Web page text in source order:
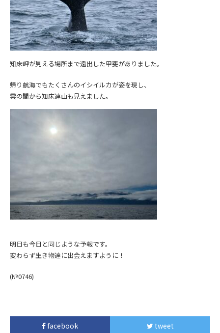
知床岬が見える場所まで遠出した甲斐がありました。
帰り航海でもたくさんのイシイルカが姿を現し、
雲の間から知床連山も見えました。
明日も今日と同じような予報です。
変わらず生き物達に出会えますように！
(№0746)
facebook
tweet